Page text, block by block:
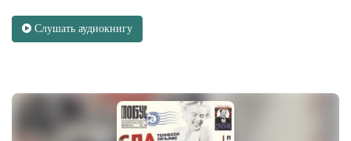
Слушать аудиокнигу